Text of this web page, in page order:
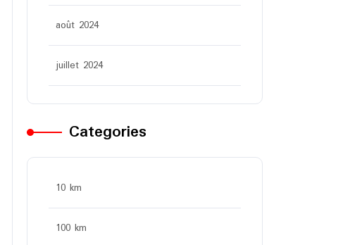
août 2024
juillet 2024
Categories
10 km
100 km